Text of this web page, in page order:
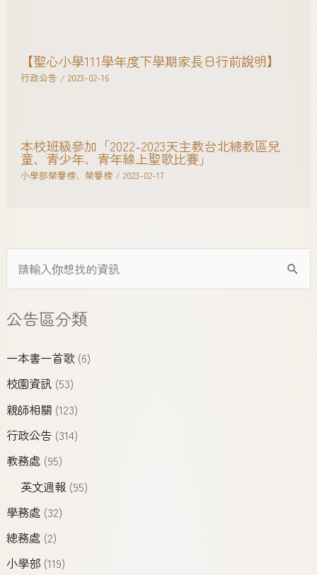
公告區分類
一本書一首歌(6)
校園資訊(53)
親師相關(123)
行政公告(314)
教務處(95)
英文週報 (95)
學務處(32)
總務處(2)
小學部(119)
【聖心小學111學年度下學期家長日行前說明】
行政公告 / 2023-02-16
本校班級參加「2022-2023天主教台北總教區兒
童、青少年、青年線上聖歌比賽」
小學部榮譽榜、 榮譽榜/ 2023-02-17